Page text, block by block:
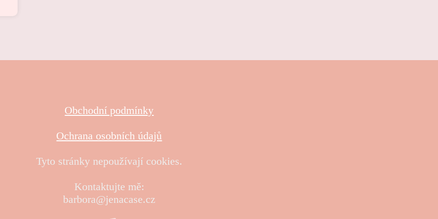
Obchodní podmínky
Ochrana osobních údajů
Tyto stránky nepoužívají cookies.
Kontaktujte mě:
barbora@jenacase.cz